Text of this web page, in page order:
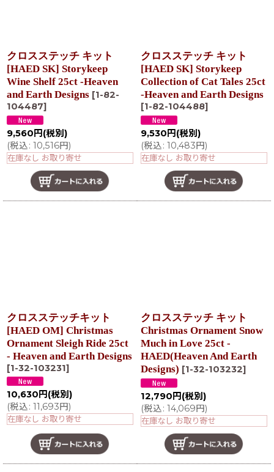
クロスステッチ キット
[HAED SK] Storykeep
Wine Shelf 25ct -Heaven
and Earth Designs [1-82-
104487]
9,560 円 (税別)
(税込: 10,516円)
在庫なし お取り寄せ
クロスステッチ キット
[HAED SK] Storykeep
Collection of Cat Tales 25ct
-Heaven and Earth Designs
[1-82-104488]
9,530 円 (税別)
(税込: 10,483円)
在庫なし お取り寄せ
クロスステッチキット
[HAED OM] Christmas
Ornament Sleigh Ride 25ct
- Heaven and Earth Designs
[1-32-103231]
10,630 円 (税別)
(税込: 11,693円)
在庫なし お取り寄せ
クロスステッチ キット
Christmas Ornament Snow
Much in Love 25ct -
HAED(Heaven And Earth
Designs) [1-32-103232]
12,790 円 (税別)
(税込: 14,069円)
在庫なし お取り寄せ